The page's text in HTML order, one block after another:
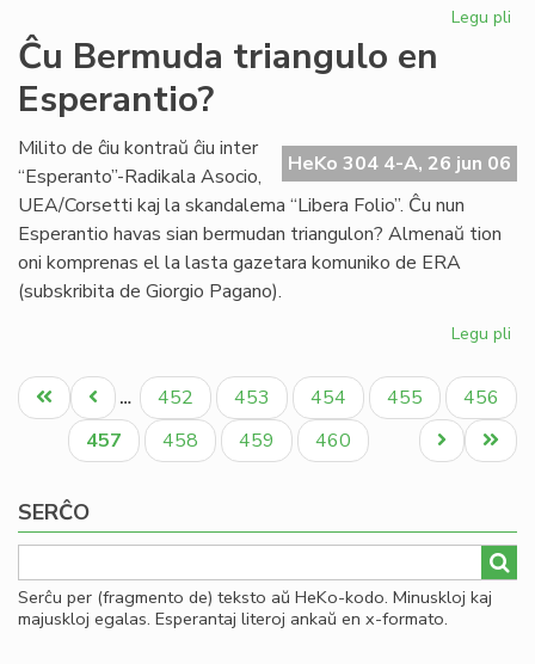
Legu pli
Ĉu Bermuda triangulo en
Esperantio?
HeKo 304 4-A, 26 jun 06
Milito de ĉiu kontraŭ ĉiu inter
“Esperanto”-Radikala Asocio,
UEA/Corsetti kaj la skandalema “Libera Folio”. Ĉu nun
Esperantio havas sian bermudan triangulon? Almenaŭ tion
oni komprenas el la lasta gazetara komuniko de ERA
(subskribita de Giorgio Pagano).
Legu pli
en
Pagination
Unua
paĝo
Antaŭa
paĝo
… Paĝo
452 Paĝo
453 Paĝo
454 Paĝo
455 Paĝo
456
Aktuala
paĝo
457 Paĝo
458 Paĝo
459 Paĝo
460
Last
page
Next
page
SERĈO
Serĉu per (fragmento de) teksto aŭ HeKo-kodo. Minuskloj kaj
majuskloj egalas. Esperantaj literoj ankaŭ en x-formato.